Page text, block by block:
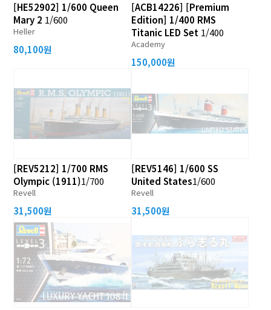
[HE52902] 1/600 Queen
Mary 2 1/600
Heller
80,100원
[ACB14226] [Premium
Edition] 1/400 RMS
Titanic LED Set 1/400
Academy
150,000원
[REV5212] 1/700 RMS
Olympic (1911)1/700
Revell
31,500원
[REV5146] 1/600 SS
United States1/600
Revell
31,500원